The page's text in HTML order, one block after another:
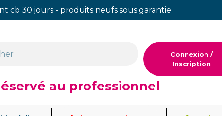
cb 30 jours - produits neufs sous garantie
Connexion /
Inscription
au professionnel